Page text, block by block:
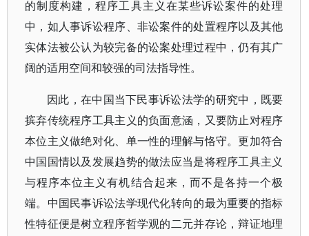
的制度构建，程序工具主义在某些诉讼案件的处理
中，如人事诉讼程序、非讼案件的处置程序以及其他
实体法被公认为较完备的讼案处理过程中，仍有其广
阔的适用空间和较强的司法指导性。
因此，在中国当下民事诉讼法学的研究中，既要
摈弃传统程序工具主义的负面意涵，又要防止对程序
本位主义做绝对化、单一性的理解与恪守。更加符合
中国国情以及发展趋势的做法应当是将程序工具主义
与程序本位主义有机结合起来，而不是各持一个极
端。中国民事诉讼法学现代化转向的最为重要的指标
性特征便是树立程序哲学观的二元并存论，辩证地理